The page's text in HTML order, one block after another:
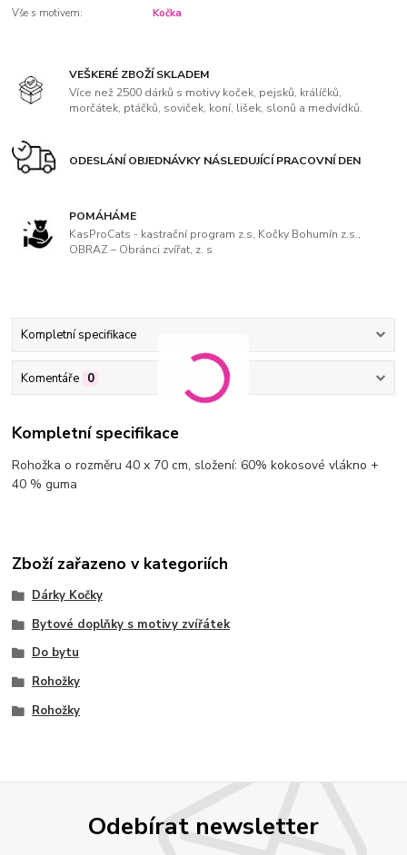
Vše s motivem: Kočka
VEŠKERÉ ZBOŽÍ SKLADEM
Více než 2500 dárků s motivy koček, pejsků, králíčků,
morčátek, ptáčků, soviček, koní, lišek, slonů a medvídků.
ODESLÁNÍ OBJEDNÁVKY NÁSLEDUJÍCÍ PRACOVNÍ DEN
POMÁHÁME
KasProCats - kastrační program z.s, Kočky Bohumín z.s.,
OBRAZ – Obránci zvířat, z. s
Kompletní specifikace
Komentáře 0
Kompletní specifikace
Rohožka o rozměru 40 x 70 cm, složení: 60% kokosové vlákno +
40 % guma
Zboží zařazeno v kategoriích
Dárky Kočky
Bytové doplňky s motivy zvířátek
Do bytu
Rohožky
Rohožky
Odebírat newsletter